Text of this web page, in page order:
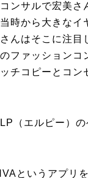
ンサルで宏美さ
時から大きなイ
んはそこに注目
ファッションコ
チコピーとコン
（エルピー）の
というアプリ